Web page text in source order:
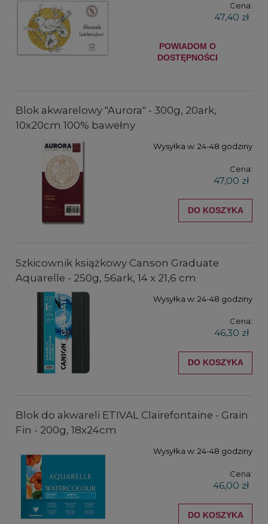
Cena:
47,40 zł
POWIADOM O
DOSTĘPNOŚCI
Blok akwarelowy "Aurora" - 300g, 20ark,
10x20cm 100% bawełny
Wysyłka w: 24-48 godziny
Cena:
47,00 zł
DO KOSZYKA
Szkicownik książkowy Canson Graduate
Aquarelle - 250g, 56ark, 14 x 21,6 cm
Wysyłka w: 24-48 godziny
Cena:
46,30 zł
DO KOSZYKA
Blok do akwareli ETIVAL Clairefontaine - Grain
Fin - 200g, 18x24cm
Wysyłka w: 24-48 godziny
Cena:
46,00 zł
DO KOSZYKA